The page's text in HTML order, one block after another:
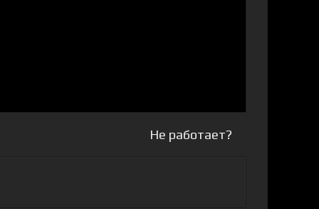
Не работает?